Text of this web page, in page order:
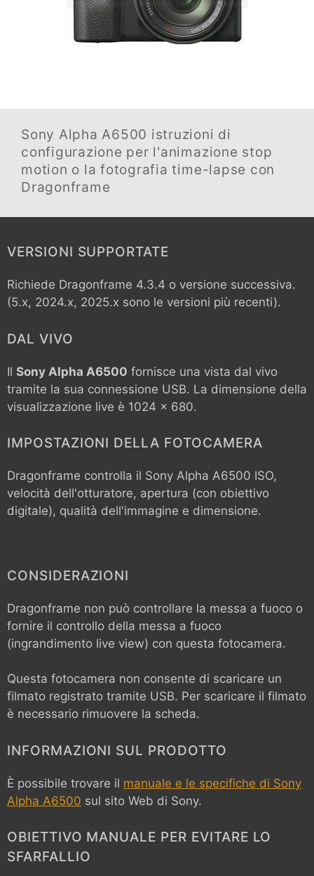
Sony Alpha A6500 istruzioni di
configurazione per l'animazione stop
motion o la fotografia time-lapse con
Dragonframe
VERSIONI SUPPORTATE
Richiede Dragonframe 4.3.4 o versione successiva.
(5.x, 2024.x, 2025.x sono le versioni più recenti).
DAL VIVO
Il Sony Alpha A6500 fornisce una vista dal vivo
tramite la sua connessione USB. La dimensione della
visualizzazione live è 1024 x 680.
IMPOSTAZIONI DELLA FOTOCAMERA
Dragonframe controlla il Sony Alpha A6500 ISO,
velocità dell'otturatore, apertura (con obiettivo
digitale), qualità dell'immagine e dimensione.
CONSIDERAZIONI
Dragonframe non può controllare la messa a fuoco o
fornire il controllo della messa a fuoco
(ingrandimento live view) con questa fotocamera.
Questa fotocamera non consente di scaricare un
filmato registrato tramite USB. Per scaricare il filmato
è necessario rimuovere la scheda.
INFORMAZIONI SUL PRODOTTO
È possibile trovare il manuale e le specifiche di Sony
Alpha A6500 sul sito Web di Sony.
OBIETTIVO MANUALE PER EVITARE LO
SFARFALLIO